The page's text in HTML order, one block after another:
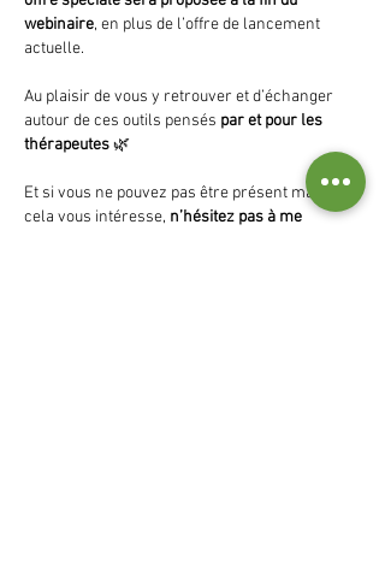
webinaire, en plus de l’offre de lancement
actuelle.
Au plaisir de vous y retrouver et d’échanger
autour de ces outils pensés par et pour les
thérapeutes 🌿
Et si vous ne pouvez pas être présent mais que
cela vous intéresse, n’hésitez pas à me